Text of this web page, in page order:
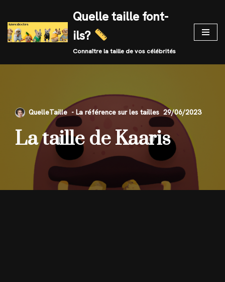
Skip
to
Quelle taille font-
ils?
Connaître la taille de vos célébrités
QuelleTaille 29/06/2023
La taille de Kaaris